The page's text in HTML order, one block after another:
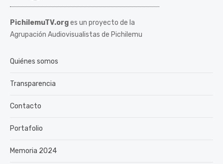
PichilemuTV.orges un proyecto de la
Agrupación Audiovisualistas de Pichilemu
Quiénes somos
Transparencia
Contacto
Portafolio
Memoria 2024